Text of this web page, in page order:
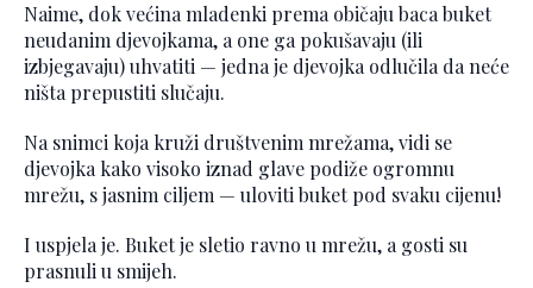
Naime, dok većina mladenki prema običaju baca buket
neudanim djevojkama, a one ga pokušavaju (ili
izbjegavaju) uhvatiti — jedna je djevojka odlučila da neće
ništa prepustiti slučaju.
Na snimci koja kruži društvenim mrežama, vidi se
djevojka kako visoko iznad glave podiže ogromnu
mrežu, s jasnim ciljem — uloviti buket pod svaku cijenu!
I uspjela je. Buket je sletio ravno u mrežu, a gosti su
prasnuli u smijeh.